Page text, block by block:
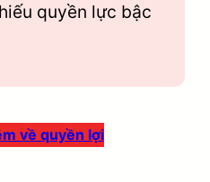
quyền lực bậc
về quyền lợi